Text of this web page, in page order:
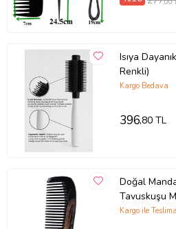
Uzunluk: 31,5cm Ağırlık: 87gr
Ürün Kodu:kcm37516563
,00
Isıya
Renkli)
Kargo Bedava
396,80 TL
Doğal
Tavuskuşu
Kargo ile